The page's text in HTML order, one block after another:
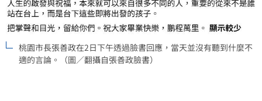
桃園市長張善政在2日下午透過臉書回應，當天並沒有聽到什麼不
適的言論。（圖／翻攝自張善政臉書）